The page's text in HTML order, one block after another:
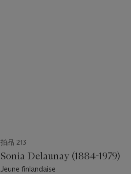
拍品 213
Sonia Delaunay (1884-1979)
Jeune finlandaise